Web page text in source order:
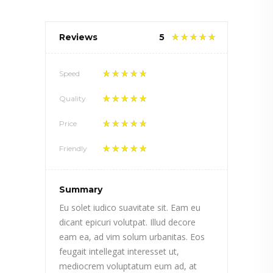
Reviews 5
Speed
Quality
Price
Friendly
Summary
Eu solet iudico suavitate sit. Eam eu
dicant epicuri volutpat. Illud decore
eam ea, ad vim solum urbanitas. Eos
feugait intellegat interesset ut,
mediocrem voluptatum eum ad, at